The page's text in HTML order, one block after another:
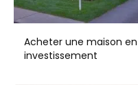
Acheter une maison en
investissement